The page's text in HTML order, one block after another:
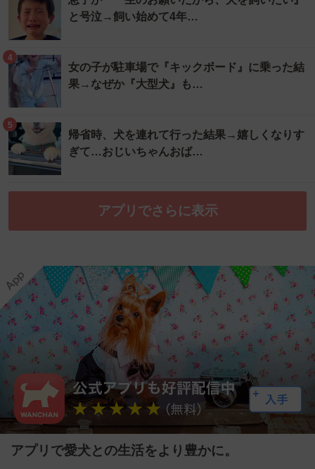
と号泣→飼い始めて4年…
4
女の子が駐車場で『キックボード』に乗った結
果→なぜか『大型犬』も…
5
帰省時、犬を連れて行った結果→嬉しくなりす
ぎて…おじいちゃんおば…
アプリでさらに表示
アプリで愛犬との生活をより豊かに。